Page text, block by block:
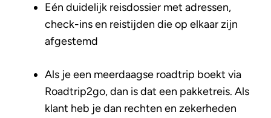
Eén duidelijk reisdossier met adressen,
check-ins en reistijden die op elkaar zijn
afgestemd
Als je een meerdaagse roadtrip boekt via
Roadtrip2go, dan is dat een pakketreis. Als
klant heb je dan rechten en zekerheden